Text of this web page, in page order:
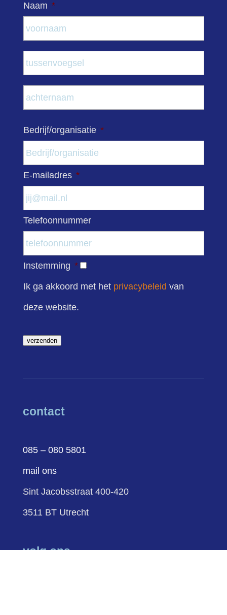
Naam *
Bedrijf/organisatie *
E-mailadres *
Telefoonnummer
Instemming *
Ik ga akkoord met het privacybeleid van
deze website.
verzenden
contact
085 – 080 5801
mail ons
Sint Jacobsstraat 400-420
3511 BT Utrecht
volg ons